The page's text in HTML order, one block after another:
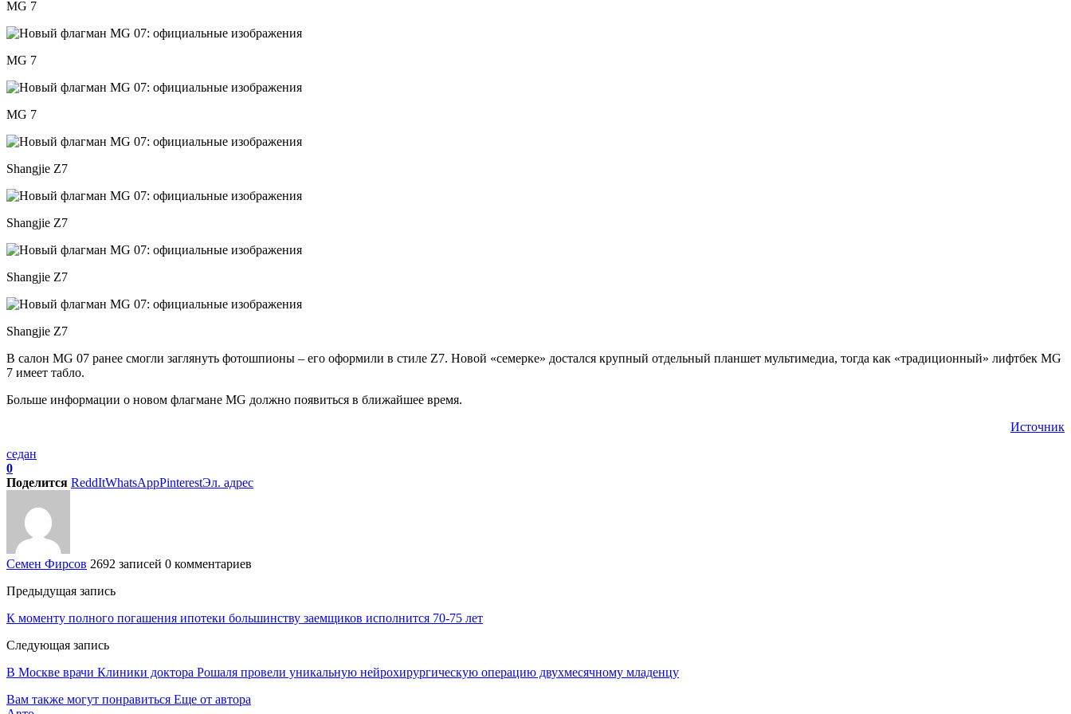
MG 7
MG 7
MG 7
Shangjie Z7
Shangjie Z7
Shangjie Z7
Shangjie Z7
В салон MG 07 ранее смогли заглянуть фотошпионы – его оформили в стиле Z7. Новой «семерке» достался крупный отдельный планшет мультимедиа, тогда как «традиционный» лифтбек MG
7 имеет табло.
Больше информации о новом флагмане MG должно появиться в ближайшее время.
Источник
седан
0
Поделится ReddItWhatsAppPinterestЭл. адрес
Семен Фирсов 2692 записей 0 комментариев
Предыдущая запись
К моменту полного погашения ипотеки большинству заемщиков исполнится 70-75 лет
Следующая запись
В Москве врачи Клиники доктора Рошаля провели уникальную нейрохирургическую операцию двухмесячному младенцу
Вам также могут понравиться Еще от автора